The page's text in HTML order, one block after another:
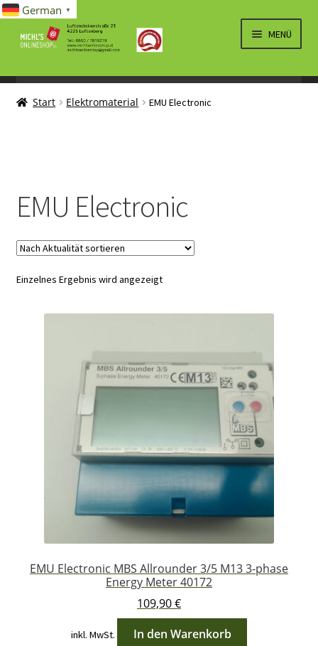
Navigation
Inhalt
MENÜ
SPIELWAREN/BAUSÄTZE
ÖFFNEN
ELEKTRO
BRIEFMARKEN
Start Elektromaterial EMU Electronic
EMU Electronic
Einzelnes Ergebnis wird angezeigt
EMU Electronic MBS Allrounder 3/5 M13 3-phase
Energy Meter 40172
109,90€
inkl. MwSt. In den Warenkorb
German ▼